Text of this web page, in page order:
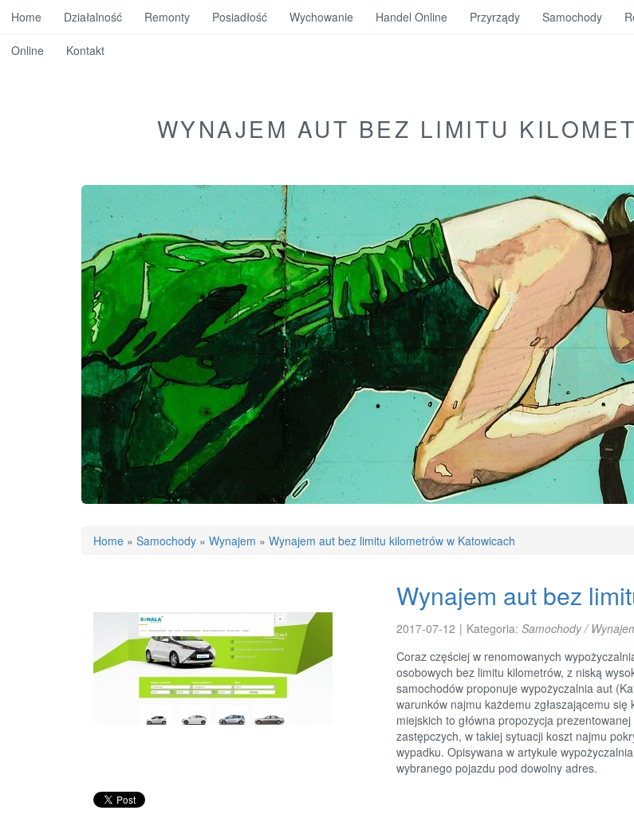
WYNAJEM AUT BEZ LIMITU
Home » Samochody » Wynajem » Wynajem aut bez limitu kilometrów w Katowicach
Wynajem aut bez
2017-07-12 | Kategoria: Samochody /
Coraz częściej w renomowanych
osobowych bez limitu kilometrów, z niską
samochodów proponuje wypożyczalnia aut
warunków najmu każdemu zgłaszającemu
miejskich to główna propozycja
zastępczych, w takiej sytuacji koszt najmu
wypadku. Opisywana w artykule
wybranego pojazdu pod dowolny adres.
Home Działalność Remonty Posiadłość Wychowanie Handel Online Przyrządy Samochody
Online Kontakt